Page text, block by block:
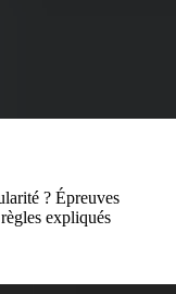
? Épreuves
expliqués